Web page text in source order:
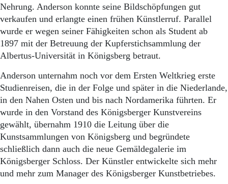
Nehrung. Anderson konnte seine Bildschöpfungen gut
verkaufen und erlangte einen frühen Künstlerruf. Parallel
wurde er wegen seiner Fähigkeiten schon als Student ab
1897 mit der Betreuung der Kupferstichsammlung der
Albertus-Universität in Königsberg betraut.
Anderson unternahm noch vor dem Ersten Weltkrieg erste
Studienreisen, die in der Folge und später in die Niederlande,
in den Nahen Osten und bis nach Nordamerika führten. Er
wurde in den Vorstand des Königsberger Kunstvereins
gewählt, übernahm 1910 die Leitung über die
Kunstsammlungen von Königsberg und begründete
schließlich dann auch die neue Gemäldegalerie im
Königsberger Schloss. Der Künstler entwickelte sich mehr
und mehr zum Manager des Königsberger Kunstbetriebes.